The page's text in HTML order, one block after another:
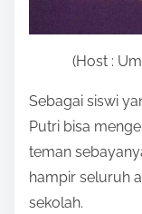
(Host :
Sebagai siswi
Putri bisa
teman
hampir seluruh
sekolah.